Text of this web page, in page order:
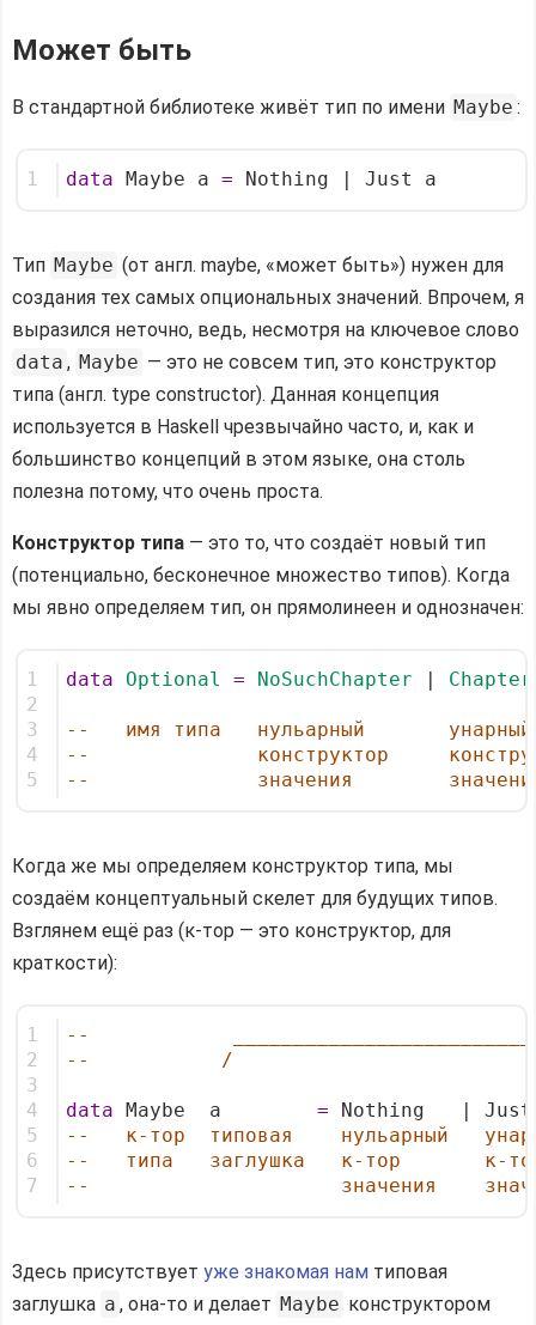
Может быть
В стандартной библиотеке живёт тип по имени Maybe :
1 data Maybe a = Nothing | Just a
Тип Maybe (от англ. maybe, «может быть») нужен для
создания тех самых опциональных значений. Впрочем, я
выразился неточно, ведь, несмотря на ключевое слово
data , Maybe — это не совсем тип, это конструктор
типа (англ. type constructor). Данная концепция
используется в Haskell чрезвычайно часто, и, как и
большинство концепций в этом языке, она столь
полезна потому, что очень проста.
Конструктор типа — это то, что создаёт новый тип
(потенциально, бесконечное множество типов). Когда
мы явно определяем тип, он прямолинеен и однозначен:
1
2
3
4
5
data Optional = NoSuchChapter Chapter
--   имя типа   нульарный
--              конструктор
--              значения
Когда же мы определяем конструктор типа, мы
создаём концептуальный скелет для будущих типов.
Взглянем ещё раз (к-тор — это конструктор, для
краткости):
1
2
3
4
5
6
7
--
--           /
data Maybe  a = Nothing   |
--   к-тор  типовая    нульарный
--   типа   заглушка   к-тор       к-
--                     значения
Здесь присутствует уже знакомая нам типовая
заглушка a , она-то и делает Maybe конструктором